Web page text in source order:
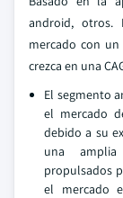
android, otros.
mercado con
crezca en una
El segmento
el mercado
debido a su
una amplia
propulsados
el mercado